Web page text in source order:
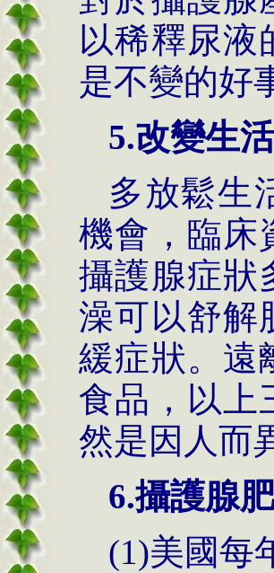
以稀釋尿液
是不變的好
5.改變生
多放鬆生
機會，臨床
攝護腺症狀
澡可以舒解
緩症狀。遠
食品，以上
然是因人而
6.攝護腺
(1)美國每